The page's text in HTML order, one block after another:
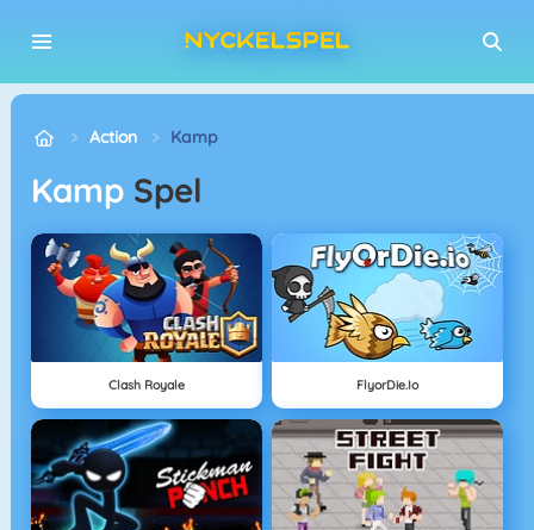
Action Kamp
Kamp Spel
Clash Royale FlyorDie.io